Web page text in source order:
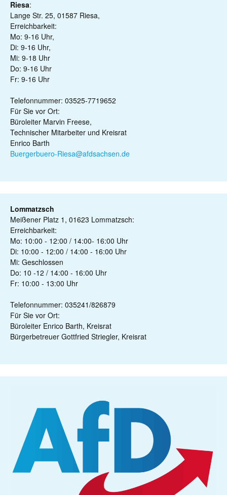
Riesa:
Lange Str. 25, 01587 Riesa,
Erreichbarkeit:
Mo: 9-16 Uhr,
Di: 9-16 Uhr,
Mi: 9-18 Uhr
Do: 9-16 Uhr
Fr: 9-16 Uhr
Telefonnummer: 03525-7719652
Für Sie vor Ort:
Büroleiter Marvin Freese,
Technischer Mitarbeiter und Kreisrat
Enrico Barth
Buergerbuero-Riesa@afdsachsen.de
Lommatzsch
Meißener Platz 1, 01623 Lommatzsch:
Erreichbarkeit:
Mo: 10:00 - 12:00 / 14:00- 16:00 Uhr
Di: 10:00 - 12:00 / 14:00 - 16:00 Uhr
Mi: Geschlossen
Do: 10 -12 / 14:00 - 16:00 Uhr
Fr: 10:00 - 13:00 Uhr
Telefonnummer: 035241/826879
Für Sie vor Ort:
Büroleiter Enrico Barth, Kreisrat
Bürgerbetreuer Gottfried Striegler, Kreisrat